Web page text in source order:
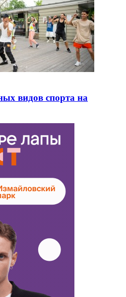
видов спорта на